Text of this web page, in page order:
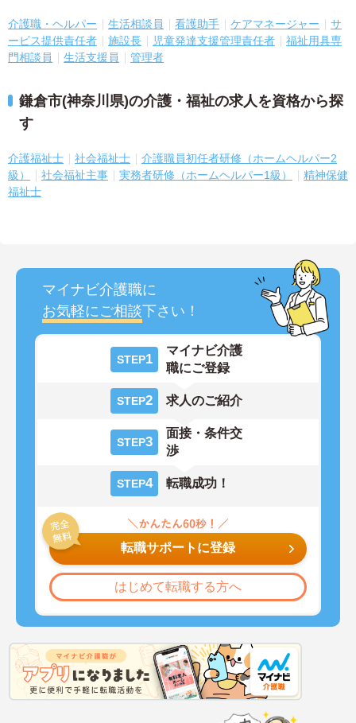
介護職・ヘルパー 生活相談員 看護助手 ケアマネージャー
サ
ービス提供責任者
施設長 児童発達支援管理責任者
福祉用具専
門相談員
生活支援員 管理者
鎌倉市(神奈川県)の介護・福祉の求人を資格から探
す
介護福祉士 社会福祉士
介護職員初任者研修（ホームヘルパー2
級）
社会福祉主事 実務者研修（ホームヘルパー1級）
精神保健
福祉士
マイナビ介護職に
お気軽にご相談下さい！
STEP1
マイナビ介護
職にご登録
STEP2 求人のご紹介
STEP3
面接・条件交
渉
STEP4 転職成功！
転職サポートに登録
はじめて転職する方へ